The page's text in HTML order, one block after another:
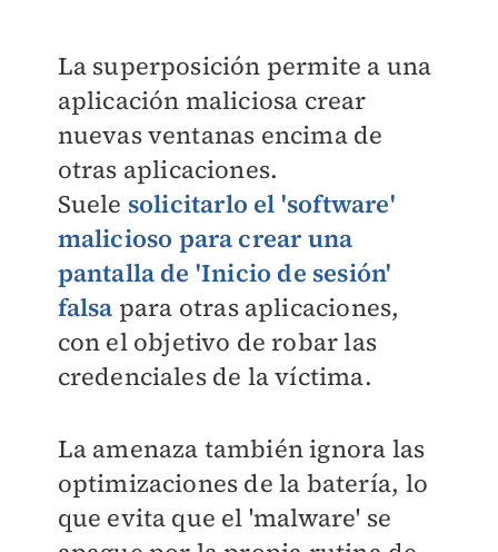
La superposición permite a una
aplicación maliciosa crear
nuevas ventanas encima de
otras aplicaciones.
Suele solicitarlo el 'software'
malicioso para crear una
pantalla de 'Inicio de sesión'
falsa para otras aplicaciones,
con el objetivo de robar las
credenciales de la víctima.
La amenaza también ignora las
optimizaciones de la batería, lo
que evita que el 'malware' se